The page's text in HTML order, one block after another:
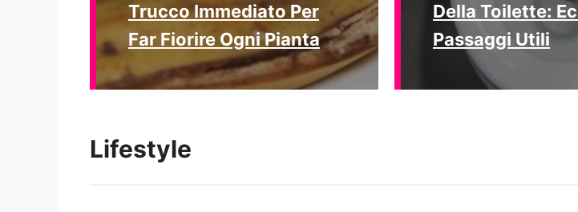
Trucco Immediato Per
Far Fiorire Ogni Pianta
Della Toilette:
Passaggi Utili
Lifestyle